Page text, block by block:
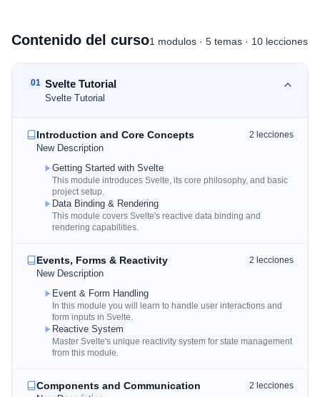
Contenido del curso1 modulos · 5 temas · 10 lecciones
01 Svelte Tutorial
Svelte Tutorial
Introduction and Core Concepts
New Description
2 lecciones
Getting Started with Svelte
This module introduces Svelte, its core philosophy, and basic
project setup.
Data Binding & Rendering
This module covers Svelte's reactive data binding and
rendering capabilities.
Events, Forms & Reactivity
New Description
2 lecciones
Event & Form Handling
In this module you will learn to handle user interactions and
form inputs in Svelte.
Reactive System
Master Svelte's unique reactivity system for state management
from this module.
Components and Communication 2 lecciones